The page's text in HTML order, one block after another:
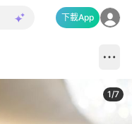
下載App
1/7